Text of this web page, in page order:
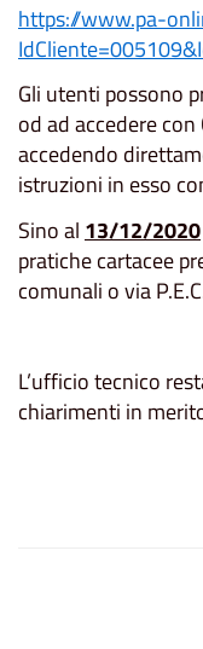
https://www.pa-
Gli utenti possono
od ad accedere
accedendo
istruzioni in esso
Sino al 13/12/2020
pratiche cartacee
comunali o via
L’ufficio tecnico
chiarimenti in